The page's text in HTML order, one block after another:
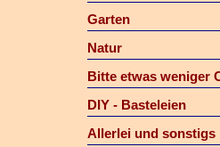
Garten
Natur
Bitte etwas weniger
DIY - Basteleien
Allerlei und sonstigs